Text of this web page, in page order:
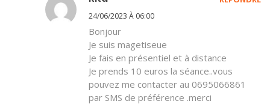
24/06/2023 À 06:00
Bonjour
Je suis magetiseue
Je fais en présentiel et à distance
Je prends 10 euros la séance..vous
pouvez me contacter au 0695066861
par SMS de préférence .merci